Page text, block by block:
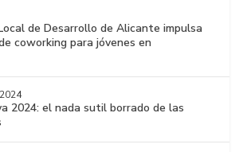
de Desarrollo de Alicante impulsa
coworking para jóvenes en
2024: el nada sutil borrado de las